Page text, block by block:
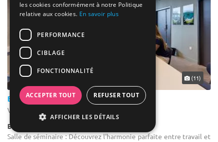
... 12 km (11)
Brasserie Moulins D'ascq
Villeneuve-d'Ascq - Nord (59)
Bar / Bar à Bières
Salle de séminaire : Découvrez l'harmonie parfaite entre travail et
les cookies conformément à notre Politique
relative aux cookies. En savoir plus
PERFORMANCE
CIBLAGE
FONCTIONNALITÉ
ACCEPTER TOUT REFUSER TOUT
AFFICHER LES DÉTAILS